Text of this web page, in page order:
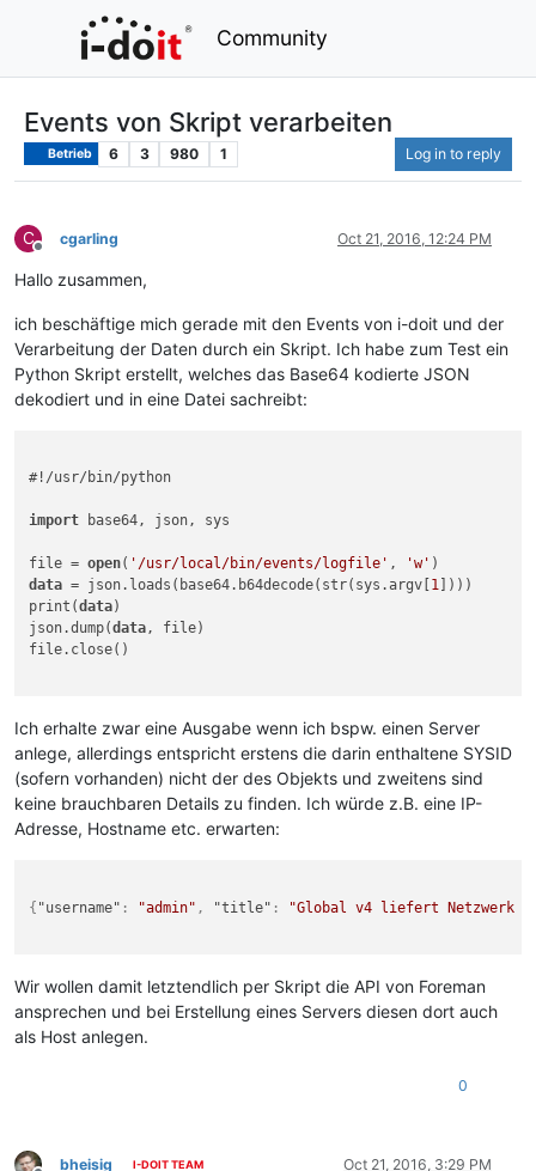
Community
Events von Skript verarbeiten
Betrieb 6 3 980 1 Log in to reply
C
Offline
cgarling Oct 21, 2016, 12:24 PM
Hallo zusammen,
ich beschäftige mich gerade mit den Events von i-doit und der
Verarbeitung der Daten durch ein Skript. Ich habe zum Test ein
Python Skript erstellt, welches das Base64 kodierte JSON
dekodiert und in eine Datei sachreibt:
#!/usr/bin/python
import base64, json, sys
file = open( '/usr/local/bin/events/logfile' , 'w'
data = json.loads(base64.b64decode(str(sys.argv[ 1 ])))
print(data)
json.dump(data, file)
file.close()
Ich erhalte zwar eine Ausgabe wenn ich bspw. einen Server
anlege, allerdings entspricht erstens die darin enthaltene SYSID
(sofern vorhanden) nicht der des Objekts und zweitens sind
keine brauchbaren Details zu finden. Ich würde z.B. eine IP-
Adresse, Hostname etc. erwarten:
{ "username" : "admin" , "title" : "Global v4 liefert Netzwerk
Wir wollen damit letztendlich per Skript die API von Foreman
ansprechen und bei Erstellung eines Servers diesen dort auch
als Host anlegen.
0
bheisig I-DOIT TEAM Oct 21, 2016, 3:29 PM